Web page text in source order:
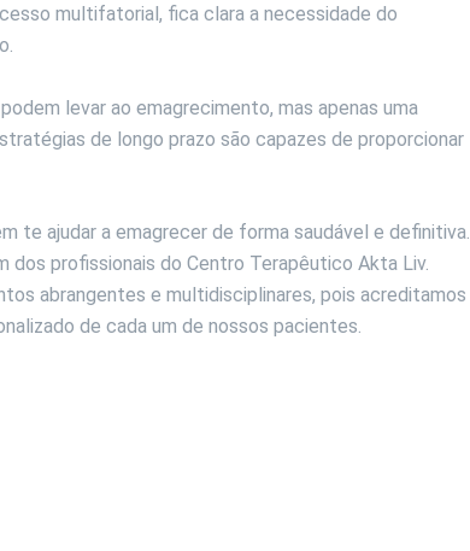
multifatorial, fica clara a necessidade do
levar ao emagrecimento, mas apenas uma
de longo prazo são capazes de proporcionar
te ajudar a emagrecer de forma saudável e definitiva.
dos profissionais do Centro Terapêutico Akta Liv.
abrangentes e multidisciplinares, pois acreditamos
de cada um de nossos pacientes.